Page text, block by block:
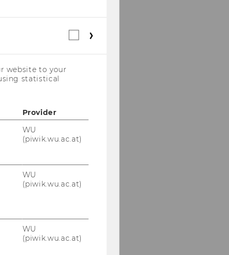
Statistical
website to your
statistical
Provider
WU
(piwik.wu.ac.at)
WU
(piwik.wu.ac.at)
WU
(piwik.wu.ac.at)